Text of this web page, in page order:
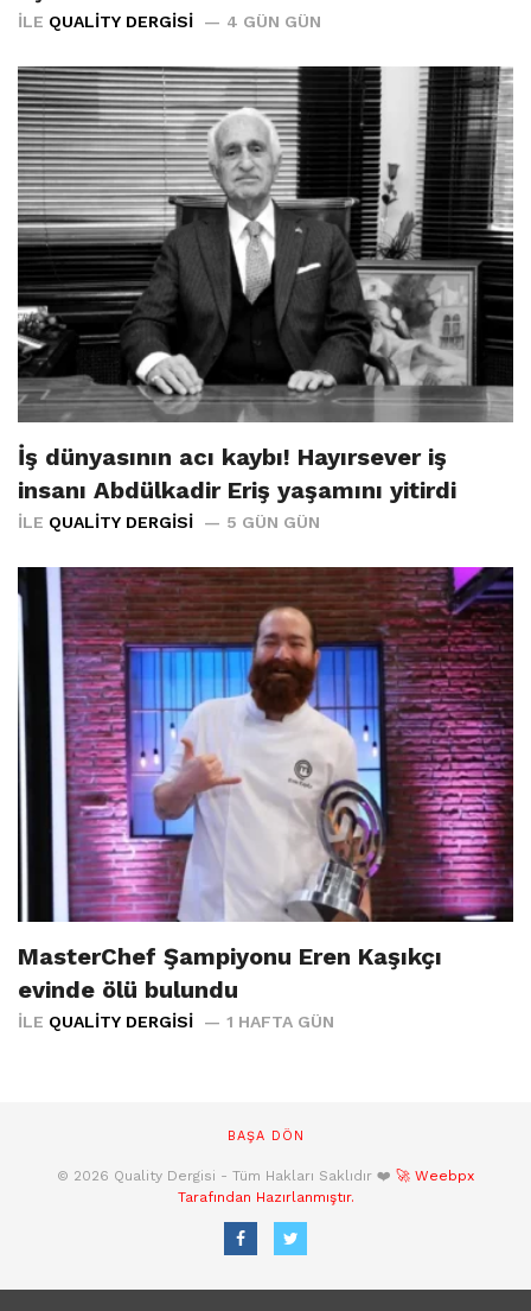
İLE QUALITY DERGISI 4 GÜN GÜN
İş dünyasının acı kaybı! Hayırsever iş
insanı Abdülkadir Eriş yaşamını yitirdi
İLE QUALITY DERGISI 5 GÜN GÜN
MasterChef Şampiyonu Eren Kaşıkçı
evinde ölü bulundu
İLE QUALITY DERGISI 1 HAFTA GÜN
BAŞA DÖN
© 2026 Quality Dergisi - Tüm Hakları Saklıdır ❤️ 🚀 Weebpx
Tarafından Hazırlanmıştır.